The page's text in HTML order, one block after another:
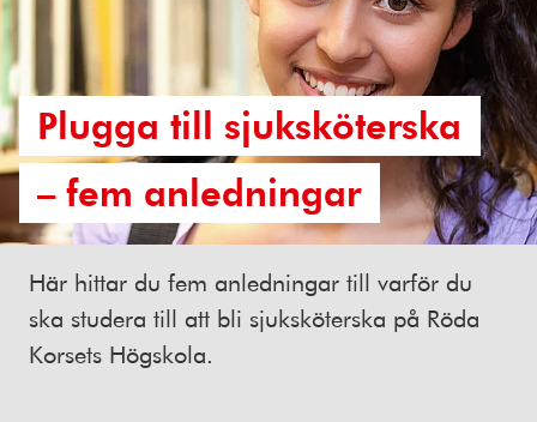
Plugga till sjuksköterska
– fem anledningar
Här hittar du fem anledningar till varför du
ska studera till att bli sjuksköterska på Röda
Korsets Högskola.